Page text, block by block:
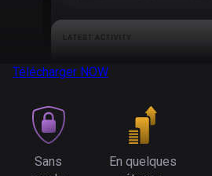
Télécharger NOW
Sans
En quelques